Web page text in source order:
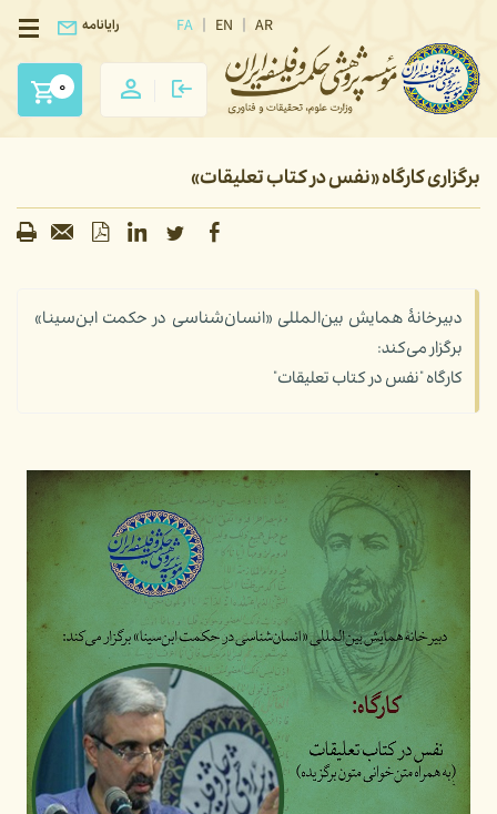
FA EN AR رایانامه
0
برگزاری کارگاه «نفس در کتاب تعلیقات»
دبیرخانۀ همایش بین‌المللی «انسان‌شناسی در حکمت ابن‌سینا»
برگزار می‌کند:
کارگاه "نفس در کتاب تعلیقات"